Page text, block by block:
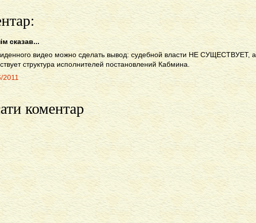
сказав...
видео можно сделать вывод: судебной власти НЕ СУЩЕСТВУЕТ, а
структура исполнителей постановлений Кабмина.
2011
коментар